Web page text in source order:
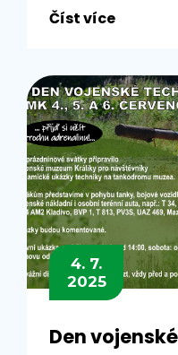
Číst více
4. 7.
2025
Den